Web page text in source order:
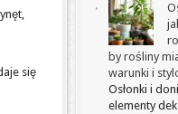
się
by rośliny
warunki i
Osłonki i
elementy